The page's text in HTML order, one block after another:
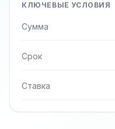
КЛЮЧЕВЫЕ УСЛОВИЯ
Сумма
Срок
Ставка